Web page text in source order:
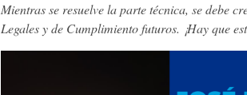
Mientras se resuelve la parte técnica, se debe
Legales y de Cumplimiento futuros. ¡Hay que